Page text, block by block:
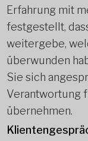
Erfahrung mit
festgestellt,
weitergebe,
überwunden
Sie sich
Verantwortung
übernehmen.